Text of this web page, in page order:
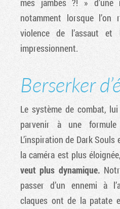
mes jambes ?! » d’une
notamment lorsque l’on
violence de l’assaut et
impressionnent.
Berserker
Le système de combat,
parvenir à une
L’inspiration de Dark
la caméra est plus
veut plus dynamique.
passer d’un ennemi à
claques ont de la patate